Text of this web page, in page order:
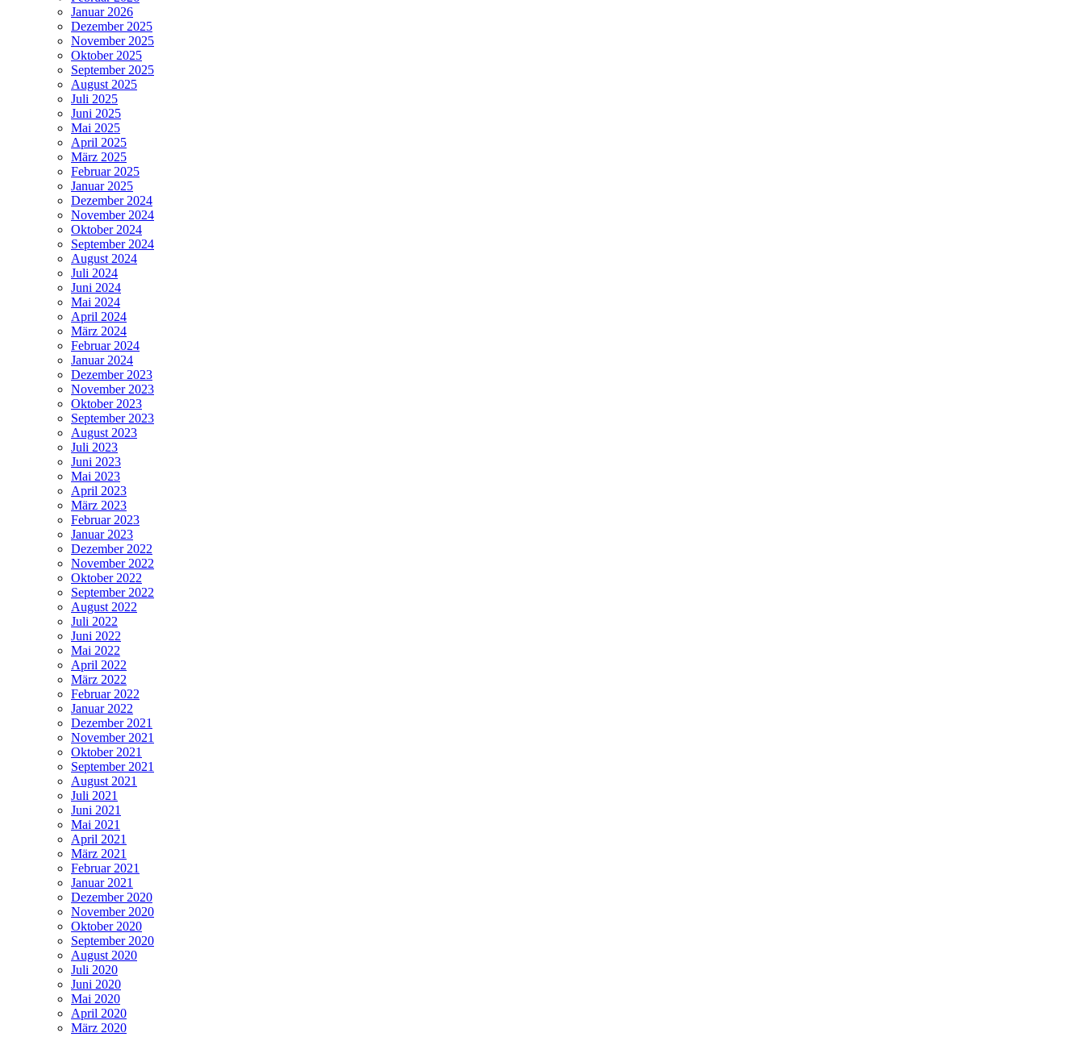
Januar 2026
Dezember 2025
November 2025
Oktober 2025
September 2025
August 2025
Juli 2025
Juni 2025
Mai 2025
April 2025
März 2025
Februar 2025
Januar 2025
Dezember 2024
November 2024
Oktober 2024
September 2024
August 2024
Juli 2024
Juni 2024
Mai 2024
April 2024
März 2024
Februar 2024
Januar 2024
Dezember 2023
November 2023
Oktober 2023
September 2023
August 2023
Juli 2023
Juni 2023
Mai 2023
April 2023
März 2023
Februar 2023
Januar 2023
Dezember 2022
November 2022
Oktober 2022
September 2022
August 2022
Juli 2022
Juni 2022
Mai 2022
April 2022
März 2022
Februar 2022
Januar 2022
Dezember 2021
November 2021
Oktober 2021
September 2021
August 2021
Juli 2021
Juni 2021
Mai 2021
April 2021
März 2021
Februar 2021
Januar 2021
Dezember 2020
November 2020
Oktober 2020
September 2020
August 2020
Juli 2020
Juni 2020
Mai 2020
April 2020
März 2020